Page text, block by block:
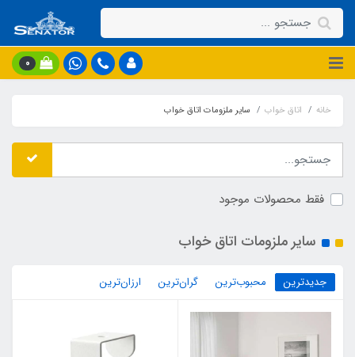
0
خانه اتاق خواب سایر ملزومات اتاق خواب
فقط محصولات موجود
سایر ملزومات اتاق خواب
جدیدترین محبوب‌ترین گران‌ترین ارزان‌ترین